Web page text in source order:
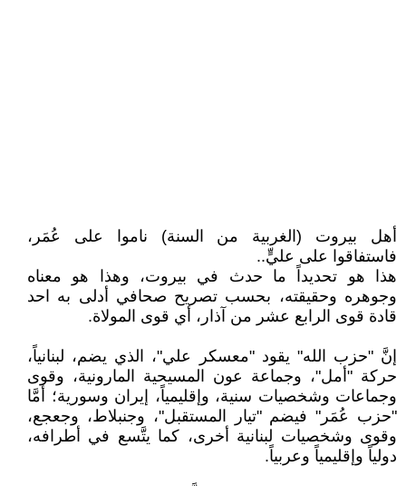
أهل بيروت (الغربية من السنة) ناموا على عُمَر،
فاستفاقوا على عليٍّ..
هذا هو تحديداً ما حدث في بيروت، وهذا هو معناه
وجوهره وحقيقته، بحسب تصريح صحافي أدلى به احد
قادة قوى الرابع عشر من آذار، أي قوى المولاة.
إنَّ "حزب الله" يقود "معسكر علي"، الذي يضم، لبنانياً،
حركة "أمل"، وجماعة عون المسيحية المارونية، وقوى
وجماعات وشخصيات سنية، وإقليمياً، إيران وسورية؛ أمَّا
"حزب عُمَر" فيضم "تيار المستقبل"، وجنبلاط، وجعجع،
وقوى وشخصيات لبنانية أخرى، كما يتَّسع في أطرافه،
دولياً وإقليمياً وعربياً.